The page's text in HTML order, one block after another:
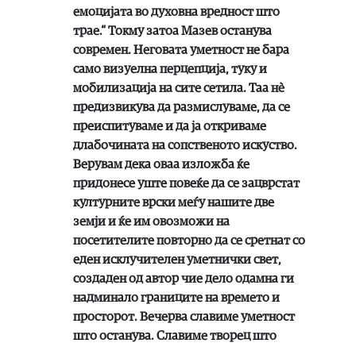
емоцијата во духовна вредност што
трае.“ Токму затоа Мазев останува
современ. Неговата уметност не бара
само визуелна перцепција, туку и
мобилизација на сите сетила. Таа нè
предизвикува да размислуваме, да се
преиспитуваме и да ја откриваме
длабочината на сопственото искуство.
Верувам дека оваа изложба ќе
придонесе уште повеќе да се зацврстат
културните врски меѓу нашите две
земји и ќе им овозможи на
посетителите повторно да се сретнат со
еден исклучителен уметнички свет,
создаден од автор чие дело одамна ги
надминало границите на времето и
просторот. Вечерва славиме уметност
што останува. Славиме творец што